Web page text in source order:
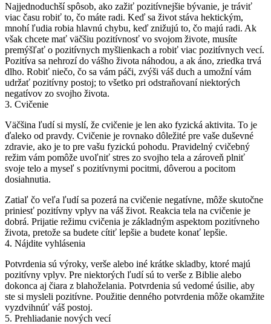
Najjednoduchší spôsob, ako zažiť pozitívnejšie bývanie, je tráviť
viac času robiť to, čo máte radi. Keď sa život stáva hektickým,
mnohí ľudia robia hlavnú chybu, keď znižujú to, čo majú radi. Ak
však chcete mať väčšiu pozitívnosť vo svojom živote, musíte
premýšľať o pozitívnych myšlienkach a robiť viac pozitívnych vecí.
Pozitíva sa nehrozí do vášho života náhodou, a ak áno, zriedka trvá
dlho. Robiť niečo, čo sa vám páči, zvýši váš duch a umožní vám
udržať pozitívny postoj; to všetko pri odstraňovaní niektorých
negatívov zo svojho života.
3. Cvičenie
Väčšina ľudí si myslí, že cvičenie je len ako fyzická aktivita. To je
ďaleko od pravdy. Cvičenie je rovnako dôležité pre vaše duševné
zdravie, ako je to pre vašu fyzickú pohodu. Pravidelný cvičebný
režim vám pomôže uvoľniť stres zo svojho tela a zároveň plniť
svoje telo a myseľ s pozitívnymi pocitmi, dôverou a pocitom
dosiahnutia.
Zatiaľ čo veľa ľudí sa pozerá na cvičenie negatívne, môže skutočne
priniesť pozitívny vplyv na váš život. Reakcia tela na cvičenie je
dobrá. Prijatie režimu cvičenia je základným aspektom pozitívneho
života, pretože sa budete cítiť lepšie a budete konať lepšie.
4. Nájdite vyhlásenia
Potvrdenia sú výroky, verše alebo iné krátke skladby, ktoré majú
pozitívny vplyv. Pre niektorých ľudí sú to verše z Biblie alebo
dokonca aj čiara z blahoželania. Potvrdenia sú vedomé úsilie, aby
ste si mysleli pozitívne. Použitie denného potvrdenia môže okamžite
vyzdvihnúť váš postoj.
5. Prehliadanie nových vecí